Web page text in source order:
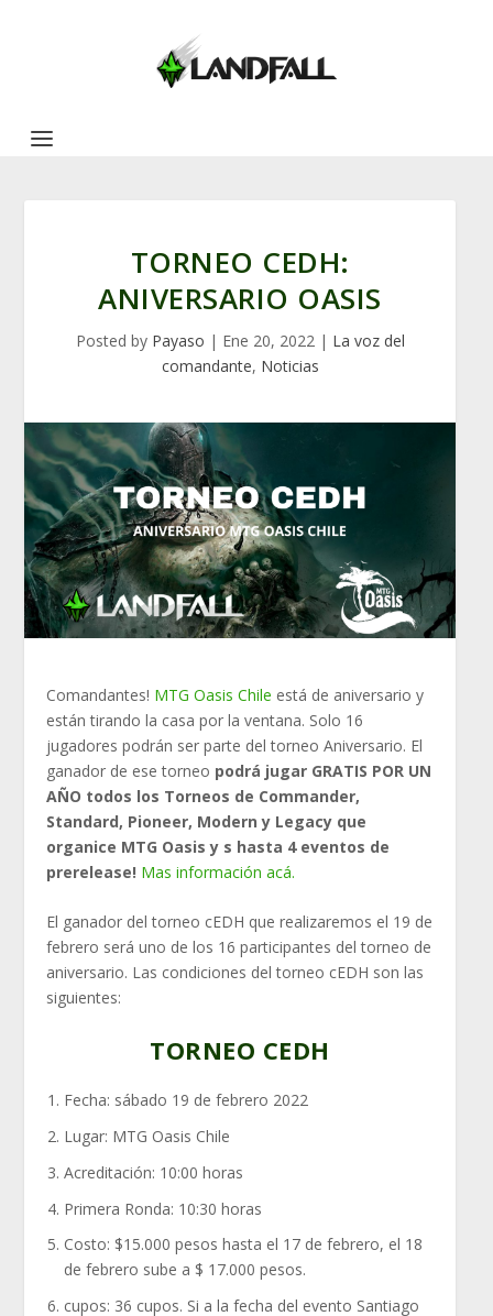
TORNEO CEDH:
ANIVERSARIO OASIS
Posted by Payaso | Ene 20, 2022| La voz del
comandante, Noticias
Comandantes! MTG Oasis Chile está de aniversario y
están tirando la casa por la ventana. Solo 16
jugadores podrán ser parte del torneo Aniversario. El
ganador de ese torneo podrá jugar GRATIS POR UN
AÑO todos los Torneos de Commander,
Standard, Pioneer, Modern y Legacy que
organice MTG Oasis y s hasta 4 eventos de
prerelease! Mas información acá.
El ganador del torneo cEDH que realizaremos el 19 de
febrero será uno de los 16 participantes del torneo de
aniversario. Las condiciones del torneo cEDH son las
siguientes:
TORNEO CEDH
Fecha: sábado 19 de febrero 2022
Lugar: MTG Oasis Chile
Acreditación: 10:00 horas
Primera Ronda: 10:30 horas
Costo: $15.000 pesos hasta el 17 de febrero, el 18
de febrero sube a $ 17.000 pesos.
cupos: 36 cupos. Si a la fecha del evento Santiago